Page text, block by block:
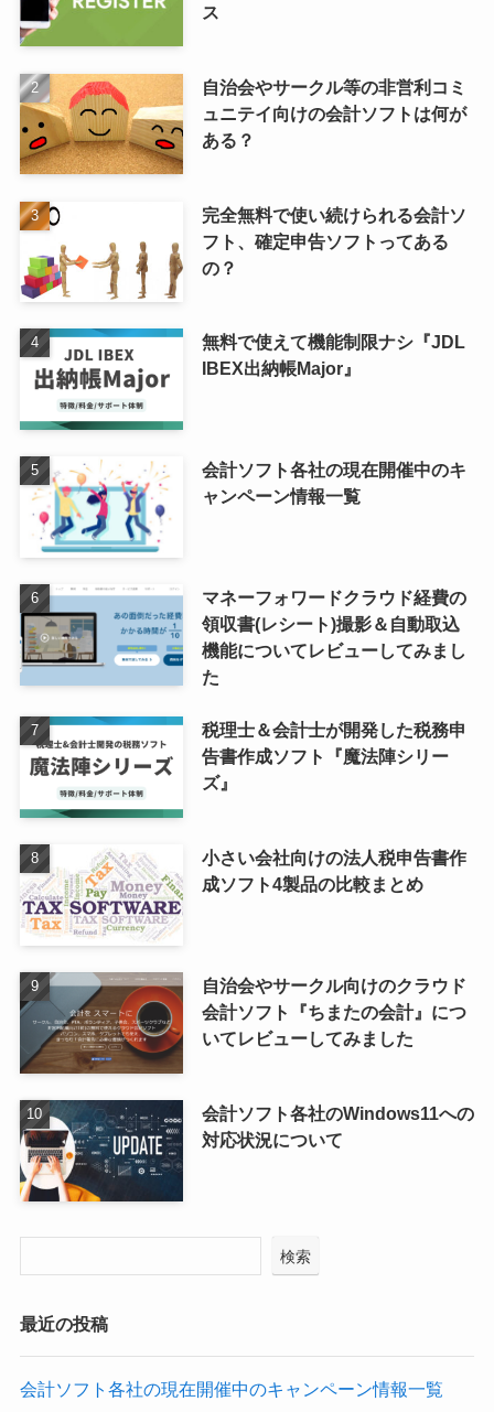
ス
自治会やサークル等の非営利コミ
ュニテイ向けの会計ソフトは何が
ある？
完全無料で使い続けられる会計ソ
フト、確定申告ソフトってある
の？
無料で使えて機能制限ナシ『JDL
IBEX出納帳Major』
会計ソフト各社の現在開催中のキ
ャンペーン情報一覧
マネーフォワードクラウド経費の
領収書(レシート)撮影＆自動取込
機能についてレビューしてみまし
た
税理士＆会計士が開発した税務申
告書作成ソフト『魔法陣シリー
ズ』
小さい会社向けの法人税申告書作
成ソフト4製品の比較まとめ
自治会やサークル向けのクラウド
会計ソフト『ちまたの会計』につ
いてレビューしてみました
会計ソフト各社のWindows11への
対応状況について
検索
最近の投稿
会計ソフト各社の現在開催中のキャンペーン情報一覧